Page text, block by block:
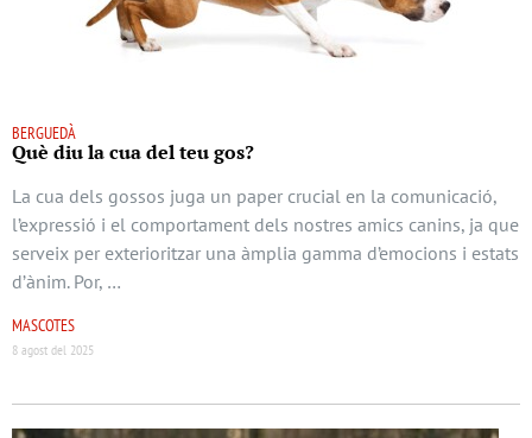
BERGUEDÀ
Què diu la cua del teu gos?
La cua dels gossos juga un paper crucial en la comunicació,
l’expressió i el comportament dels nostres amics canins, ja que
serveix per exterioritzar una àmplia gamma d’emocions i estats
d’ànim. Por, …
MASCOTES
8 agost del 2025